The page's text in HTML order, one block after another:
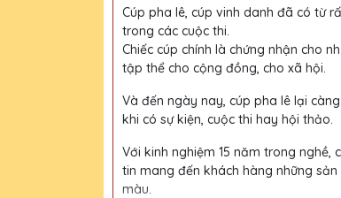
Cúp pha lê, cúp vinh danh đã có từ
trong các cuộc thi.
Chiếc cúp chính là chứng nhận cho
tập thể cho cộng đồng, cho xã hội.
Và đến ngày nay, cúp pha lê lại
khi có sự kiện, cuộc thi hay hội thảo.
Với kinh nghiệm 15 năm trong
tin mang đến khách hàng những
màu.